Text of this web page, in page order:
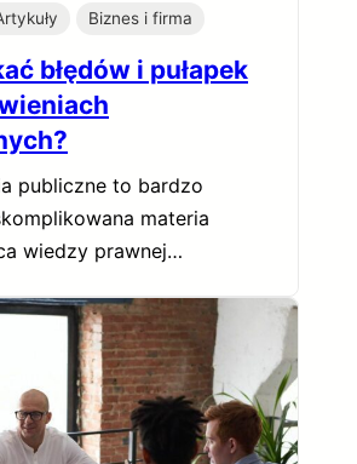
Biznes i firma
błędów i pułapek
publiczne to bardzo
materia
wiedzy prawnej…